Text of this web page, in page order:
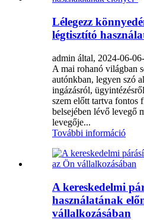
Lélegezz
légtisztító
admin által, 2024-06-
A mai rohanó világban
autónkban, legyen szó
ingázásról,
szem előtt tartva fontos
belsejében lévő levegő
levegője...
További információ
A kereskedelmi
használatának
vállalkozásában